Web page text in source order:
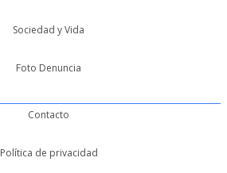
Sociedad y Vida
Foto Denuncia
Contacto
Política de privacidad